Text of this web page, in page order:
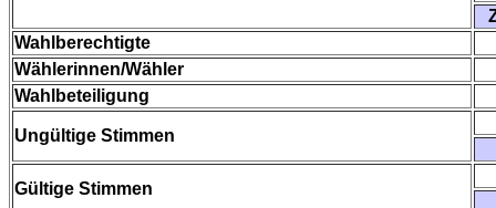
Wahlberechtigte
Wählerinnen/Wähler
Wahlbeteiligung
Ungültige Stimmen
Gültige Stimmen